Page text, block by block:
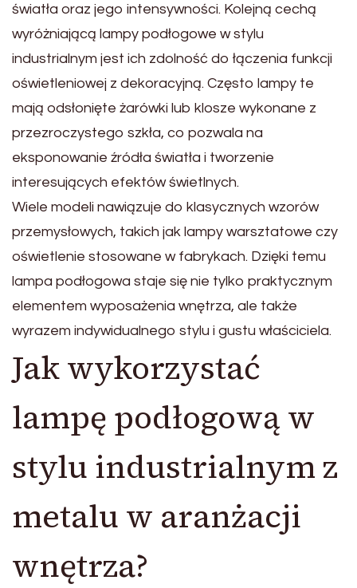
światła oraz jego intensywności. Kolejną cechą
wyróżniającą lampy podłogowe w stylu
industrialnym jest ich zdolność do łączenia funkcji
oświetleniowej z dekoracyjną. Często lampy te
mają odsłonięte żarówki lub klosze wykonane z
przezroczystego szkła, co pozwala na
eksponowanie źródła światła i tworzenie
interesujących efektów świetlnych.
Wiele modeli nawiązuje do klasycznych wzorów
przemysłowych, takich jak lampy warsztatowe czy
oświetlenie stosowane w fabrykach. Dzięki temu
lampa podłogowa staje się nie tylko praktycznym
elementem wyposażenia wnętrza, ale także
wyrazem indywidualnego stylu i gustu właściciela.
Jak wykorzystać
lampę podłogową w
stylu industrialnym z
metalu w aranżacji
wnętrza?